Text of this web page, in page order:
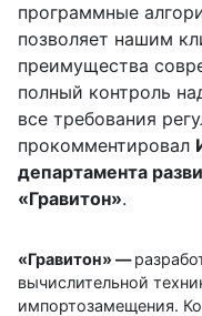
программные
позволяет нашим
преимущества
полный контроль
все требования
прокомментировал
департамента
«Гравитон».
«Гравитон» —
вычислительной
импортозамещения.